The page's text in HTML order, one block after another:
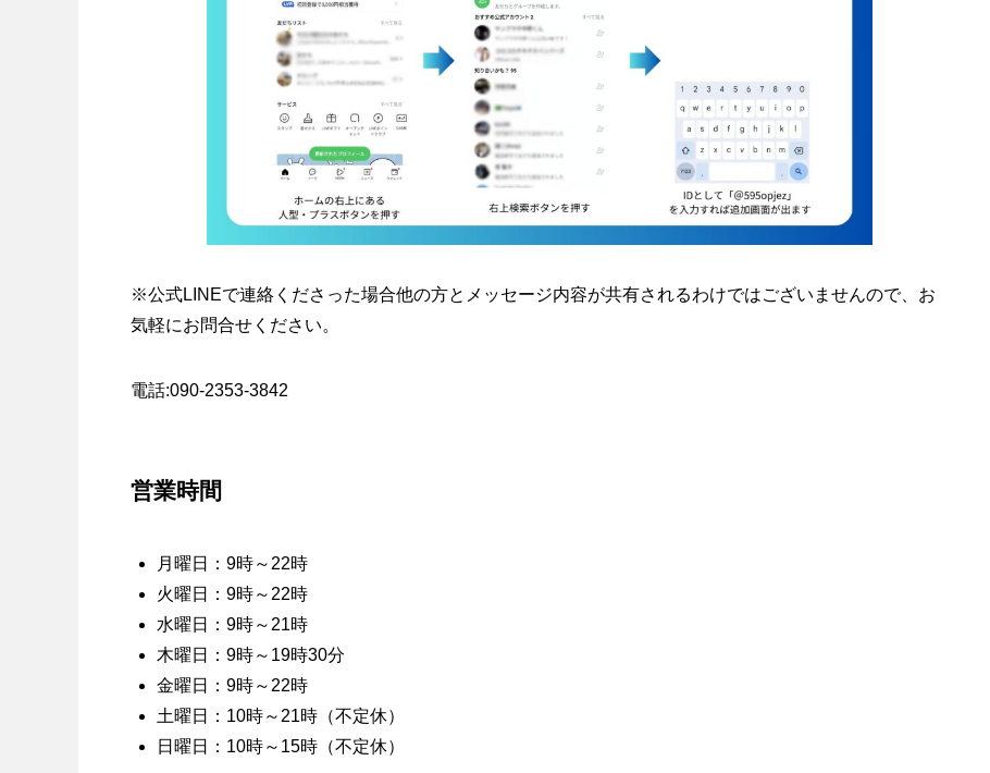
※公式LINEで連絡くださった場合他の方とメッセージ内容が共有されるわけではございませんので、お
気軽にお問合せください。
電話:090-2353-3842
営業時間
月曜日：9時～22時
火曜日：9時～22時
水曜日：9時～21時
木曜日：9時～19時30分
金曜日：9時～22時
土曜日：10時～21時（不定休）
日曜日：10時～15時（不定休）